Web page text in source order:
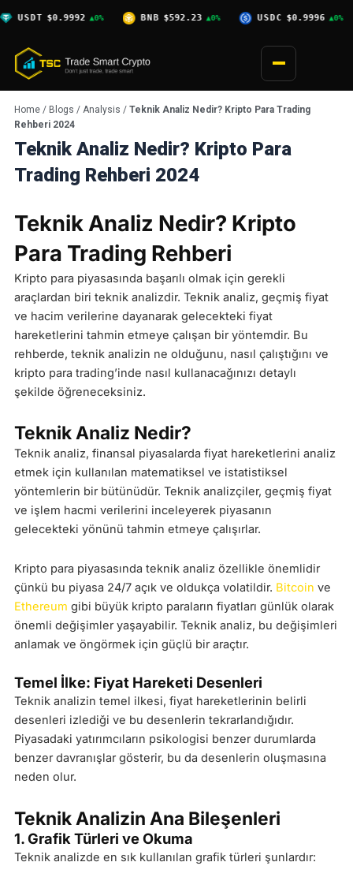
to
content
▲0% BNB $592.23 ▲0% USDC $0.9996 ▲0% XRP
Home/ Blogs / Analysis / Teknik Analiz Nedir? Kripto Para Trading
Rehberi 2024
Teknik Analiz Nedir? Kripto Para
Trading Rehberi 2024
Teknik Analiz Nedir? Kripto
Para Trading Rehberi
Kripto para piyasasında başarılı olmak için gerekli
araçlardan biri teknik analizdir. Teknik analiz, geçmiş fiyat
ve hacim verilerine dayanarak gelecekteki fiyat
hareketlerini tahmin etmeye çalışan bir yöntemdir. Bu
rehberde, teknik analizin ne olduğunu, nasıl çalıştığını ve
kripto para trading’inde nasıl kullanacağınızı detaylı
şekilde öğreneceksiniz.
Teknik Analiz Nedir?
Teknik analiz, finansal piyasalarda fiyat hareketlerini analiz
etmek için kullanılan matematiksel ve istatistiksel
yöntemlerin bir bütünüdür. Teknik analizçiler, geçmiş fiyat
ve işlem hacmi verilerini inceleyerek piyasanın
gelecekteki yönünü tahmin etmeye çalışırlar.
Kripto para piyasasında teknik analiz özellikle önemlidir
çünkü bu piyasa 24/7 açık ve oldukça volatildir. Bitcoin ve
Ethereum gibi büyük kripto paraların fiyatları günlük olarak
önemli değişimler yaşayabilir. Teknik analiz, bu değişimleri
anlamak ve öngörmek için güçlü bir araçtır.
Temel İlke: Fiyat Hareketi Desenleri
Teknik analizin temel ilkesi, fiyat hareketlerinin belirli
desenleri izlediği ve bu desenlerin tekrarlandığıdır.
Piyasadaki yatırımcıların psikologisi benzer durumlarda
benzer davranışlar gösterir, bu da desenlerin oluşmasına
neden olur.
Teknik Analizin Ana Bileşenleri
1. Grafik Türleri ve Okuma
Teknik analizde en sık kullanılan grafik türleri şunlardır: